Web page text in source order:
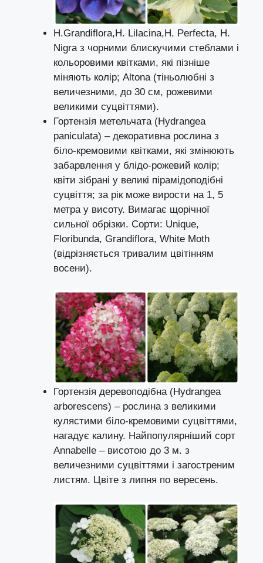
H.Grandiflora,H. Lilacina,H. Perfecta, H.
Nigra з чорними блискучими стеблами і
кольоровими квітками, які пізніше
міняють колір; Altona (тіньолюбні з
величезними, до 30 см, рожевими
великими суцвіттями).
Гортензія метельчата (Hydrangea
paniculata) – декоративна рослина з
біло-кремовими квітками, які змінюють
забарвлення у блідо-рожевий колір;
квіти зібрані у великі пірамідоподібні
суцвіття; за рік може вирости на 1, 5
метра у висоту. Вимагає щорічної
сильної обрізки. Сорти: Unique,
Floribunda, Grandiflora, White Moth
(відрізняється тривалим цвітінням
восени).
Гортензія деревоподібна (Hydrangea
arborescens) – рослина з великими
кулястими біло-кремовими суцвіттями,
нагадує калину. Найпопулярніший сорт
Annabelle – висотою до 3 м. з
величезними суцвіттями і загостреним
листям. Цвіте з липня по вересень.